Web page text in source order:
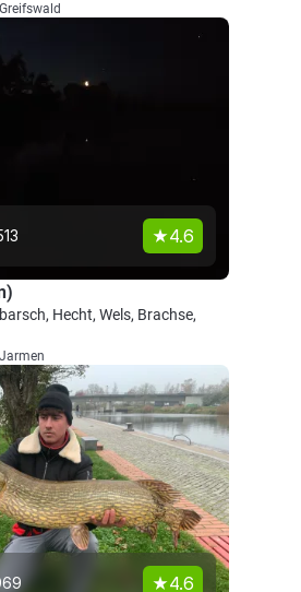
4.6
Hecht, Wels, Brachse,
4.6